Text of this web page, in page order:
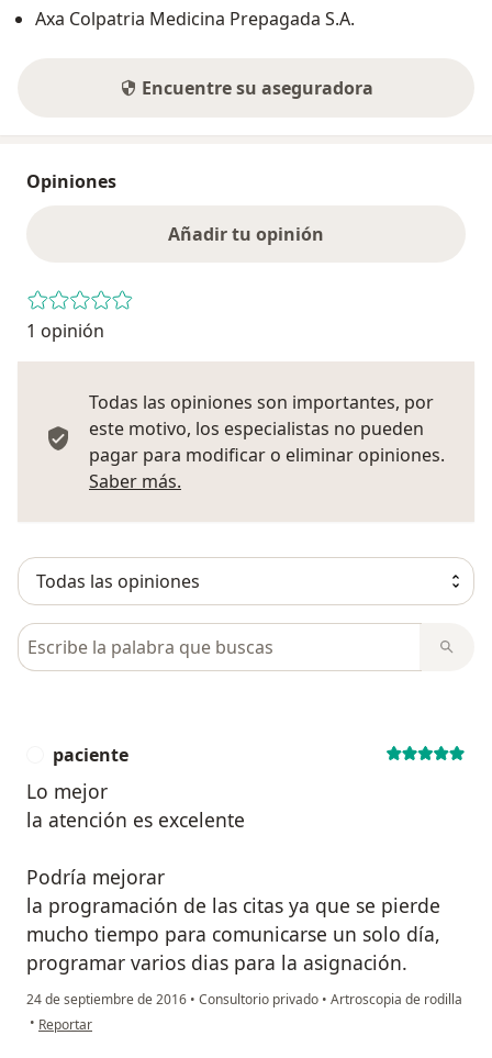
Axa Colpatria Medicina Prepagada S.A.
Encuentre su aseguradora
Opiniones
Añadir tu opinión
1 opinión
Todas las opiniones son importantes, por
este motivo, los especialistas no pueden
pagar para modificar o eliminar opiniones.
Saber más.
Busca en opiniones
paciente
Lo mejor
la atención es excelente
Podría mejorar
la programación de las citas ya que se pierde
mucho tiempo para comunicarse un solo día,
programar varios dias para la asignación.
24 de septiembre de 2016 • Consultorio privado • Artroscopia de rodilla
• en opinión del usuario paciente
Reportar